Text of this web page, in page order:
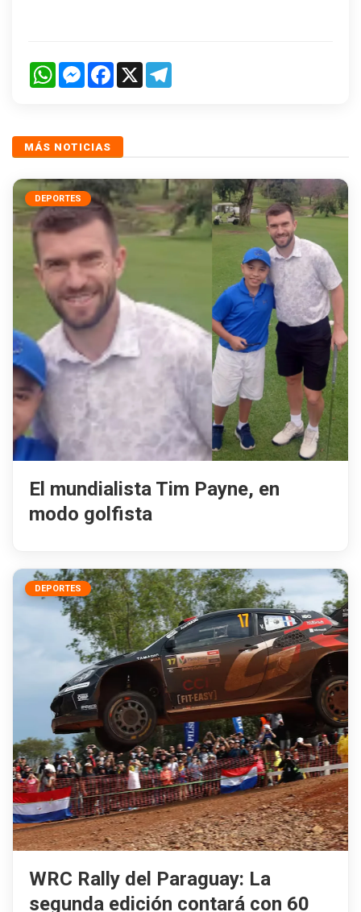
WhatsAppMessengerFacebook
X
MÁS NOTICIAS
DEPORTES
El mundialista Tim Payne, en
modo golfista
DEPORTES
WRC Rally del Paraguay: La
segunda edición contará con 60